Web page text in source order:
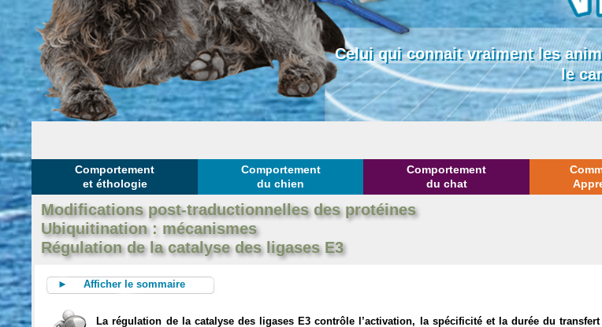
Celui qui connait vraiment les
le
Comportement
et éthologie
Comportement
du chien
Comportement
du chat
Modifications post-traductionnelles des protéines
Ubiquitination : mécanismes
Régulation de la catalyse des ligases E3
► Afficher le sommaire
La régulation de la catalyse des ligases E3 contrôle l’activation, la spécificité et la durée du